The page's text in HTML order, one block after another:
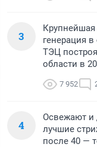
3
Крупнейшая
генерация
ТЭЦ
области в
7 952
4
Освежают и
лучшие
после 40 —